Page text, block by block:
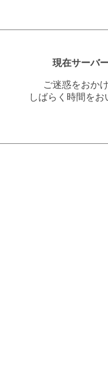
現在サーバ
ご迷惑をおか
しばらく時間を